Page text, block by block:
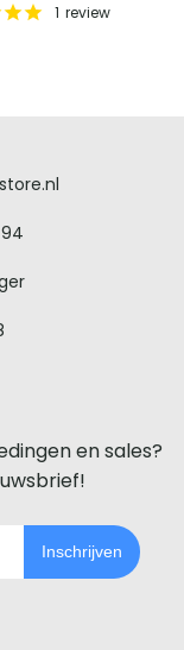
1 review
en sales?
Inschrijven